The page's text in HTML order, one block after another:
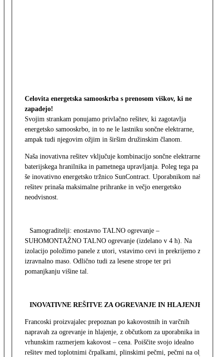
Celovita energetska samooskrba s prenosom viškov, ki ne
zapadejo!
Svojim strankam ponujamo privlačno rešitev, ki zagotavlja
energetsko samooskrbo, in to ne le lastniku sončne elektrarne,
ampak tudi njegovim ožjim in širšim družinskim članom.
Naša inovativna rešitev vključuje kombinacijo sončne elektrarne,
baterijskega hranilnika in pametnega upravljanja. Poleg tega pa
še inovativno energetsko tržnico SunContract. Uporabnikom naša
rešitev prinaša maksimalne prihranke in večjo energetsko
neodvisnost.
Samograditelji: enostavno TALNO ogrevanje –
SUHOMONTAŽNO TALNO ogrevanje (izdelano v 4 h). Na
izolacijo položimo panele z utori, vstavimo cevi in prekrijemo z
izravnalno maso. Odlično tudi za lesene strope ter pri
pomanjkanju višine tal.
INOVATIVNE REŠITVE ZA OGREVANJE IN HLAJENJE
Francoski proizvajalec prepoznan po kakovostnih in varčnih
napravah za ogrevanje in hlajenje, z občutkom za uporabnika in z
vrhunskim razmerjem kakovost – cena. Poiščite svojo idealno
rešitev med toplotnimi črpalkami, plinskimi pečmi, pečmi na olje